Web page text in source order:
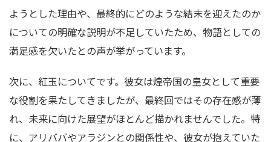
ようとした理由や、最終的にどのような結末を迎えたのか
についての明確な説明が不足していたため、物語としての
満足感を欠いたとの声が挙がっています。
次に、紅玉についてです。彼女は煌帝国の皇女として重要
な役割を果たしてきましたが、最終回ではその存在感が薄
れ、未来に向けた展望がほとんど描かれませんでした。特
に、アリババやアラジンとの関係性や、彼女が抱えていた